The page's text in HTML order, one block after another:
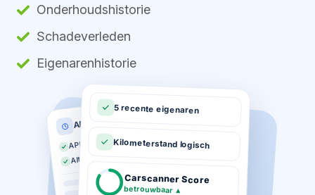
Onderhoudshistorie
Schadeverleden
Eigenarenhistorie
APK historie
APK geldig tot 03-2026
Altijd op tijd gekeurd
5 recente eigenaren
Kilometerstand logisch
Carscanner Score
betrouwbaar ▲